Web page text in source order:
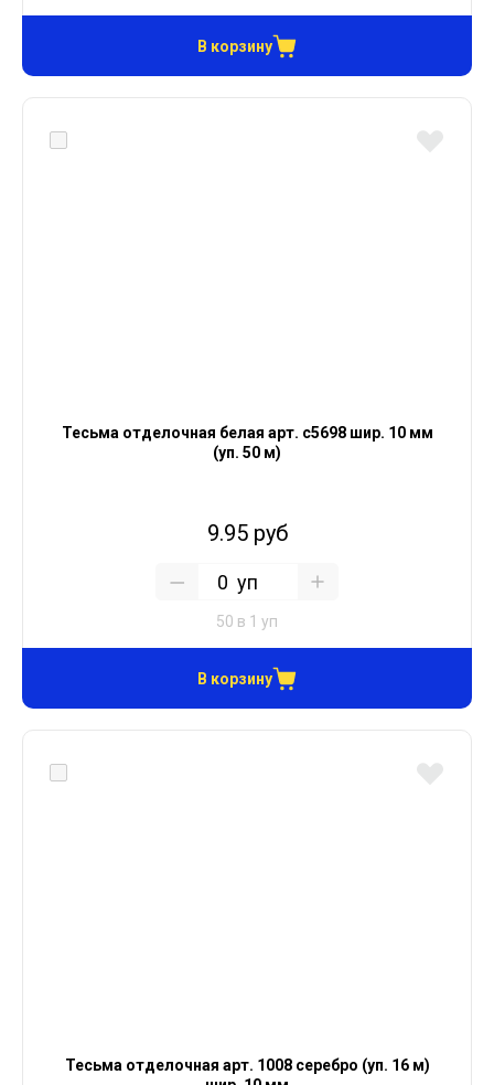
В корзину
Тесьма отделочная белая арт. с5698 шир. 10 мм
(уп. 50 м)
9.95 руб
уп
50 в 1 уп
В корзину
Тесьма отделочная арт. 1008 серебро (уп. 16 м)